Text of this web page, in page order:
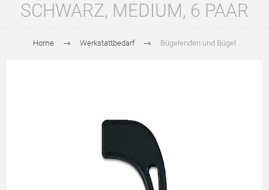
SCHWARZ, MEDIUM, 6 PAAR
Home Werkstattbedarf Bügelenden und Bügel